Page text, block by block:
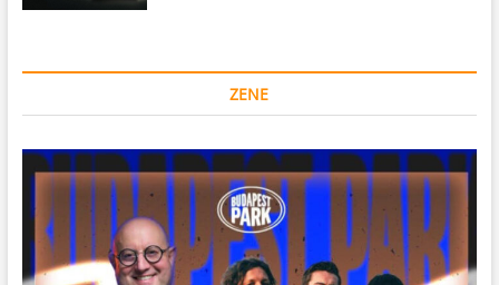
ZENE